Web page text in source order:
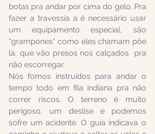
botas pra andar por cima do gelo. Pra
fazer a travessia a é necessário usar
um equipamento especial, são
“grampones” como eles chamam põe
lá, que vão presos nos calçados  pra
não escorregar.
Nós fomos instruídos para andar o
tempo todo em fila indiana pra não
correr riscos. O terreno é muito
perigoso, um deslise e podemos
sofre um acidente. O guia indicava o